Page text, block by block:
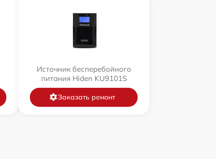
Источник бесперебойного
питания Hiden KU9101S
Заказать ремонт